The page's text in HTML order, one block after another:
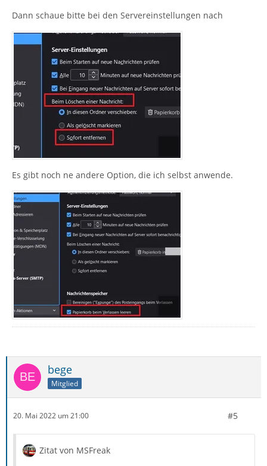
Dann schaue bitte bei den Servereinstellungen nach
Es gibt noch ne andere Option, die ich selbst anwende.
bege
Mitglied
20. Mai 2022 um 21:00 #5
Zitat von MSFreak